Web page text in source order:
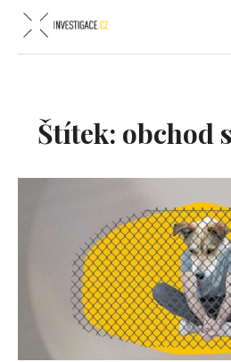
Štítek: obchod